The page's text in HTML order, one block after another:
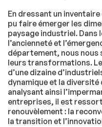
En dressant un
pu faire émerger les
paysage industriel. Dans
l’ancienneté et
département, nous nous
leurs transformations.
d’une dizaine
dynamique et la diversité
analysant ainsi
entreprises, il est
renouvèlement : la
la transition et